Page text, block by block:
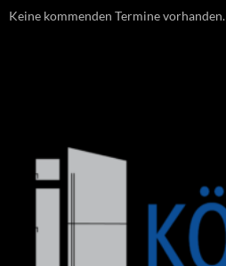
Keine kommenden Termine vorhanden.